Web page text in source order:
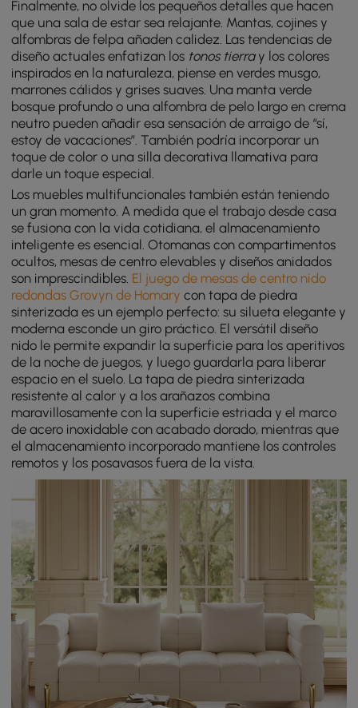
Finalmente, no olvide los pequeños detalles que hacen
que una sala de estar sea relajante. Mantas, cojines y
alfombras de felpa añaden calidez. Las tendencias de
diseño actuales enfatizan los tonos tierray los colores
inspirados en la naturaleza, piense en verdes musgo,
marrones cálidos y grises suaves. Una manta verde
bosque profundo o una alfombra de pelo largo en crema
neutro pueden añadir esa sensación de arraigo de “sí,
estoy de vacaciones”. También podría incorporar un
toque de color o una silla decorativa llamativa para
darle un toque especial.
Los muebles multifuncionales también están teniendo
un gran momento. A medida que el trabajo desde casa
se fusiona con la vida cotidiana, el almacenamiento
inteligente es esencial. Otomanas con compartimentos
ocultos, mesas de centro elevables y diseños anidados
son imprescindibles. El juego de mesas de centro nido
redondas Grovyn de Homary con tapa de piedra
sinterizada es un ejemplo perfecto: su silueta elegante y
moderna esconde un giro práctico. El versátil diseño
nido le permite expandir la superficie para los aperitivos
de la noche de juegos, y luego guardarla para liberar
espacio en el suelo. La tapa de piedra sinterizada
resistente al calor y a los arañazos combina
maravillosamente con la superficie estriada y el marco
de acero inoxidable con acabado dorado, mientras que
el almacenamiento incorporado mantiene los controles
remotos y los posavasos fuera de la vista.